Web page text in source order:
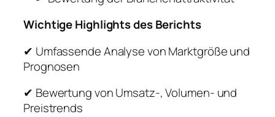
Wichtige Highlights des Berichts
✔ Umfassende Analyse von Marktgröße und
Prognosen
✔ Bewertung von Umsatz-, Volumen- und
Preistrends